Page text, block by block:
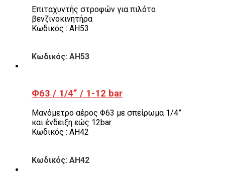
Επιταχυντής στροφών για πιλότο
βενζινοκινητήρα
Κωδικός : AH53
Κωδικός: AH53
Φ63 / 1/4” / 1-12 bar
Μανόμετρο αέρος Φ63 με σπείρωμα 1/4”
και ένδειξη εώς 12bar
Κωδικός : AH42
Κωδικός: AH42